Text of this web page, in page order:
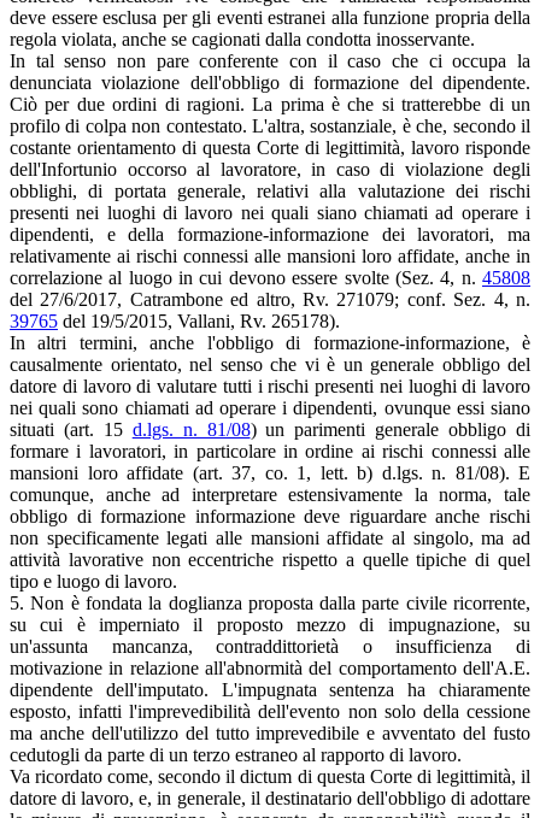
deve essere esclusa per gli eventi estranei alla funzione propria della
regola violata, anche se cagionati dalla condotta inosservante.
In tal senso non pare conferente con il caso che ci occupa la
denunciata violazione dell'obbligo di formazione del dipendente.
Ciò per due ordini di ragioni. La prima è che si tratterebbe di un
profilo di colpa non contestato. L'altra, sostanziale, è che, secondo il
costante orientamento di questa Corte di legittimità, lavoro risponde
dell'Infortunio occorso al lavoratore, in caso di violazione degli
obblighi, di portata generale, relativi alla valutazione dei rischi
presenti nei luoghi di lavoro nei quali siano chiamati ad operare i
dipendenti, e della formazione-informazione dei lavoratori, ma
relativamente ai rischi connessi alle mansioni loro affidate, anche in
correlazione al luogo in cui devono essere svolte (Sez. 4, n. 45808
del 27/6/2017, Catrambone ed altro, Rv. 271079; conf. Sez. 4, n.
39765 del 19/5/2015, Vallani, Rv. 265178).
In altri termini, anche l'obbligo di formazione-informazione, è
causalmente orientato, nel senso che vi è un generale obbligo del
datore di lavoro di valutare tutti i rischi presenti nei luoghi di lavoro
nei quali sono chiamati ad operare i dipendenti, ovunque essi siano
situati (art. 15 d.lgs. n. 81/08) un parimenti generale obbligo di
formare i lavoratori, in particolare in ordine ai rischi connessi alle
mansioni loro affidate (art. 37, co. 1, lett. b) d.lgs. n. 81/08). E
comunque, anche ad interpretare estensivamente la norma, tale
obbligo di formazione informazione deve riguardare anche rischi
non specificamente legati alle mansioni affidate al singolo, ma ad
attività lavorative non eccentriche rispetto a quelle tipiche di quel
tipo e luogo di lavoro.
5. Non è fondata la doglianza proposta dalla parte civile ricorrente,
su cui è imperniato il proposto mezzo di impugnazione, su
un'assunta mancanza, contraddittorietà o insufficienza di
motivazione in relazione all'abnormità del comportamento dell'A.E.
dipendente dell'imputato. L'impugnata sentenza ha chiaramente
esposto, infatti l'imprevedibilità dell'evento non solo della cessione
ma anche dell'utilizzo del tutto imprevedibile e avventato del fusto
cedutogli da parte di un terzo estraneo al rapporto di lavoro.
Va ricordato come, secondo il dictum di questa Corte di legittimità, il
datore di lavoro, e, in generale, il destinatario dell'obbligo di adottare